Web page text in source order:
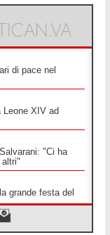
di pace nel
Leone XIV ad
"Ci ha
grande festa del